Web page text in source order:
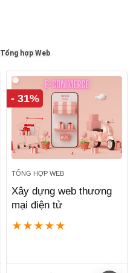
Tổng hợp Web
- 31%
TỔNG HỢP WEB
Xây dựng web thương
mại điện tử
★ ★ ★ ★ ★